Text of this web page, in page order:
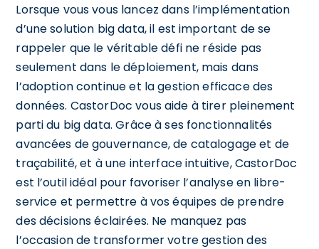
Lorsque vous vous lancez dans l’implémentation
d’une solution big data, il est important de se
rappeler que le véritable défi ne réside pas
seulement dans le déploiement, mais dans
l’adoption continue et la gestion efficace des
données. CastorDoc vous aide à tirer pleinement
parti du big data. Grâce à ses fonctionnalités
avancées de gouvernance, de catalogage et de
traçabilité, et à une interface intuitive, CastorDoc
est l’outil idéal pour favoriser l’analyse en libre-
service et permettre à vos équipes de prendre
des décisions éclairées. Ne manquez pas
l’occasion de transformer votre gestion des